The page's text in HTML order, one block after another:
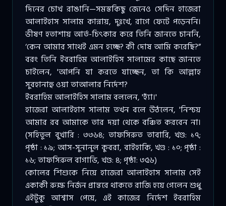
দিনের চোখ রাঙানি—সমস্তকিছু জেনেও সেদিন হাজেরা
আলাইহাস সালাম কান্নায়, দুঃখে, রাগে ফেটে পড়েননি।
ভীষণ হতাশায় আর্ত-চিৎকার করে তিনি জানতে চাননি,
‘কেন আমার সাথেই এমন হচ্ছে? কী দোষ আমি করেছি?”
বরং তিনি ইবরাহিম আলাইহিস সালামের কাছে জানতে
চাইলেন, 'আপনি যা করতে যাচ্ছেন, তা কি আল্লাহ
সুবহানাহু ওয়া তাআলার নির্দেশ?
ইবরাহিম আলাইহিস সালাম বললেন, 'হ্যাঁ।'
হাজেরা আলাইহাস সালাম তখন বলে উঠলেন, 'নিশ্চয়
আমার রব আমাকে তার দয়া থেকে বঞ্চিত করবেন না।
(সহিতুল বুখারি : ৩৩৬৪; তাফসিরুত তাবারি, খণ্ড: ১৭;
পৃষ্ঠা : ১৯; আস-সুনানুল কুবরা, বাইহাকি, খণ্ড : ১০; পৃষ্ঠা :
১৬; তাফসিরুল বাগাভি, খণ্ড: ৪; পৃষ্ঠা: ৩৫৬)
কোলের শিশুকে নিয়ে হাজেরা আলাইহাস সালাম সেই
একাকী রুক্ষ নির্জন প্রান্তরে থাকতে রাজি হয়ে গেলেন শুধু
এইটুকু আশ্বাস পেয়ে, এই কাজের নির্দেশ ইবরাহিম